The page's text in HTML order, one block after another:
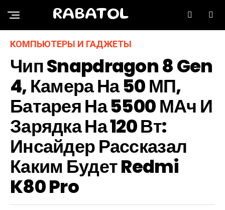
RABATOL
КОМПЬЮТЕРЫ И ГАДЖЕТЫ
Чип Snapdragon 8 Gen
4, Камера На 50 МП,
Батарея На 5500 МАч И
Зарядка На 120 Вт:
Инсайдер Рассказал
Каким Будет Redmi
K80 Pro